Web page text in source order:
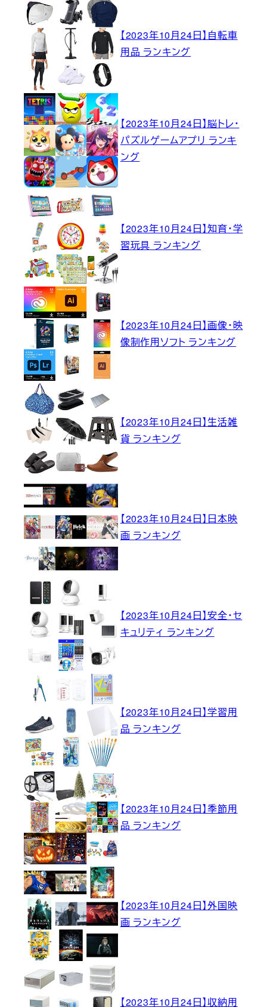
【2023年10月24日】自転車
用品 ランキング
【2023年10月24日】脳トレ・
パズルゲームアプリ ランキ
ング
【2023年10月24日】知育・学
習玩具 ランキング
【2023年10月24日】画像・映
像制作用ソフト ランキング
【2023年10月24日】生活雑
貨 ランキング
【2023年10月24日】日本映
画 ランキング
【2023年10月24日】安全・セ
キュリティ ランキング
【2023年10月24日】学習用
品 ランキング
【2023年10月24日】季節用
品 ランキング
【2023年10月24日】外国映
画 ランキング
【2023年10月24日】収納用